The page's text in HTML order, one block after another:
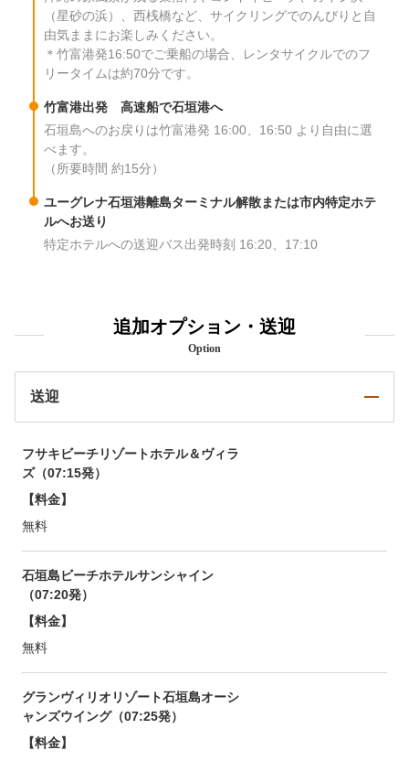
（星砂の浜）、西桟橋など、サイクリングでのんびりと自
由気ままにお楽しみください。
＊竹富港発16:50でご乗船の場合、レンタサイクルでのフ
リータイムは約70分です。
竹富港出発 高速船で石垣港へ
石垣島へのお戻りは竹富港発 16:00、16:50 より自由に選
べます。
（所要時間 約15分）
ユーグレナ石垣港離島ターミナル解散または市内特定ホテ
ルへお送り
特定ホテルへの送迎バス出発時刻 16:20、17:10
追加オプション・送迎
Option
送迎
フサキビーチリゾートホテル＆ヴィラ
ズ（07:15発）
【料金】
無料
石垣島ビーチホテルサンシャイン
（07:20発）
【料金】
無料
グランヴィリオリゾート石垣島オーシ
ャンズウイング（07:25発）
【料金】